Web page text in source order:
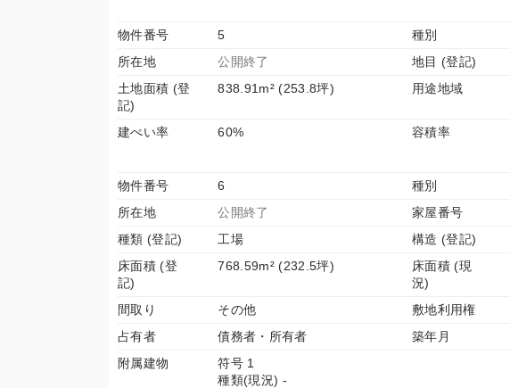
物件番号 5 種別
所在地
公開終了 地目 (登記)
土地面積 (登
記)
838.91m² (253.8坪) 用途地域
建ぺい率
60% 容積率
物件番号 6 種別
所在地
公開終了 家屋番号
種類 (登記)
工場 構造 (登記)
床面積 (登
記)
768.59m² (232.5坪)
床面積 (現
況)
間取り その他 敷地利用権
占有者
債務者・所有者 築年月
附属建物
符号 1
種類(現況) -